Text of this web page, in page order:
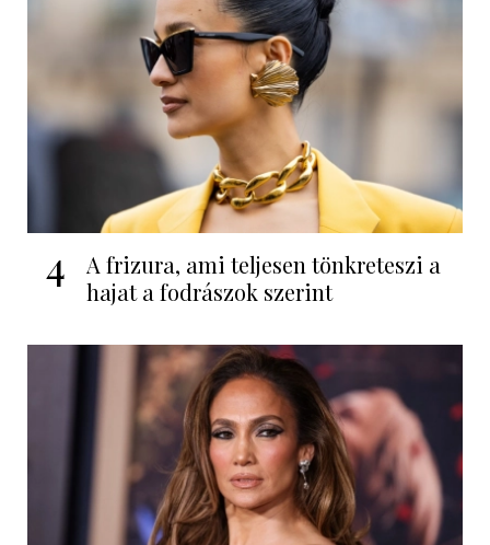
4
A frizura, ami teljesen tönkreteszi a
hajat a fodrászok szerint